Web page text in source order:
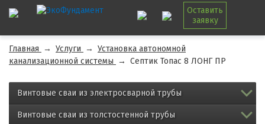
Оставить
заявку
Главная → Услуги → Установка автономной
канализационной системы → Септик Топас 8 ЛОНГ ПР
Винтовые сваи из электросварной трубы
Винтовые сваи из толстостенной трубы